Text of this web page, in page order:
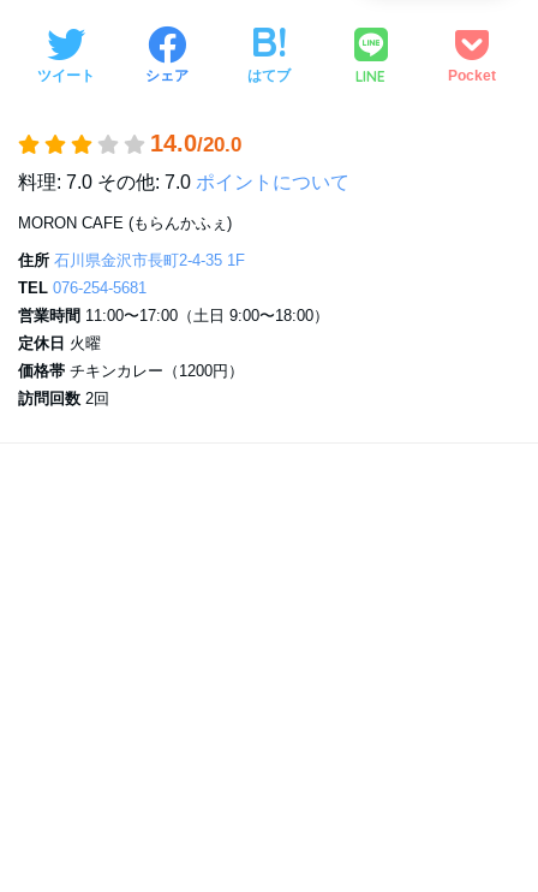
ツイート シェア はてブ LINE Pocket
14.0/20.0
料理: 7.0 その他: 7.0 ポイントについて
MORON CAFE (もらんかふぇ)
住所 石川県金沢市長町2-4-35 1F
TEL 076-254-5681
営業時間 11:00〜17:00（土日 9:00〜18:00）
定休日 火曜
価格帯 チキンカレー（1200円）
訪問回数 2回